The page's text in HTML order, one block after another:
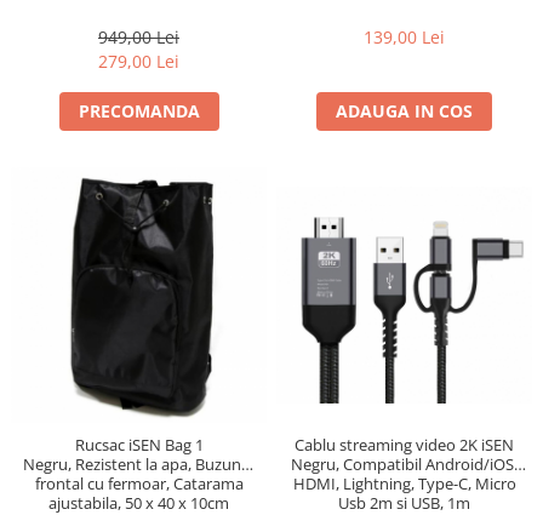
949,00 Lei
279,00 Lei
PRECOMANDA
139,00 Lei
ADAUGA IN COS
Rucsac iSEN Bag 1
Negru, Rezistent la apa, Buzunar
frontal cu fermoar, Catarama
ajustabila, 50 x 40 x 10cm
Cablu streaming video 2K iSEN
Negru, Compatibil Android/iOS,
HDMI, Lightning, Type-C, Micro
Usb 2m si USB, 1m